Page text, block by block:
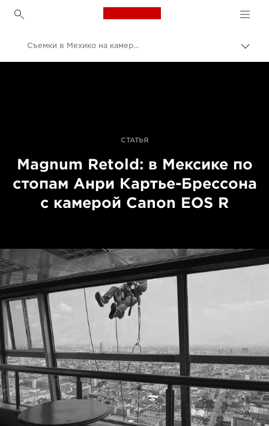
Canon Logo, back to
Съемки в Мехико на камеру EOS R
СТАТЬЯ
Magnum Retold: в Мексике по
стопам Анри Картье-Брессона
с камерой Canon EOS R